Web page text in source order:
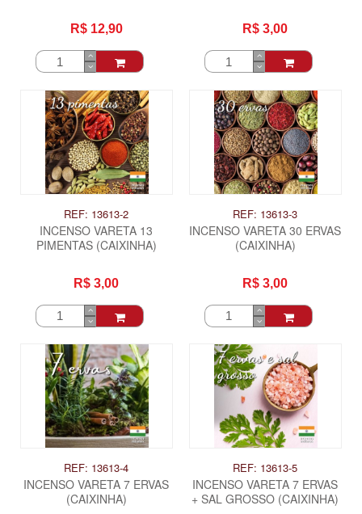
R$ 12,90 R$ 3,00
REF: 13613-2
INCENSO VARETA 13
PIMENTAS (CAIXINHA)
R$ 3,00
REF: 13613-3
INCENSO VARETA 30 ERVAS
(CAIXINHA)
R$ 3,00
REF: 13613-4
INCENSO VARETA 7 ERVAS
(CAIXINHA)
REF: 13613-5
INCENSO VARETA 7 ERVAS
+ SAL GROSSO (CAIXINHA)